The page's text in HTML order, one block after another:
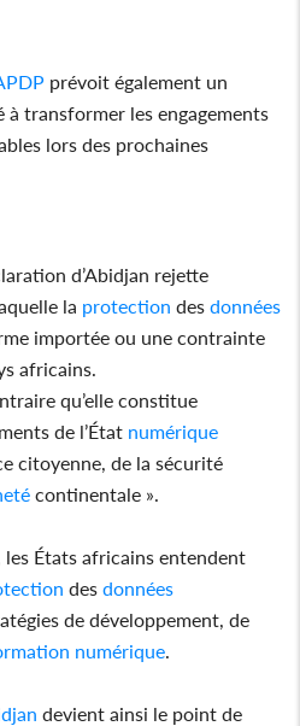
prévoit également un
à transformer les engagements
lors des prochaines
d’Abidjan rejette
la protection des données
importée ou une contrainte
africains.
qu’elle constitue
de l’État numérique
citoyenne, de la sécurité
continentale ».
États africains entendent
des données
de développement, de
numérique
devient ainsi le point de